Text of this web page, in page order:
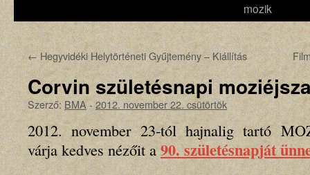
mozik
← Hegyvidéki Helytörténeti Gyűjtemény – Kiállítás
Corvin születésnapi
Szerző: BMA- 2012. november 22. csütörtök
2012. november 23-tól hajnalig tartó
várja kedves nézőit a90. születésnapját